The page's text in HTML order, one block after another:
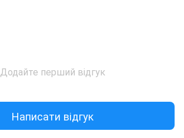
Додайте перший відгук
Написати відгук